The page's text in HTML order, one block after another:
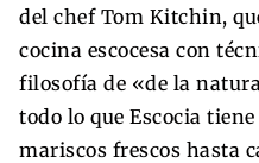
del chef Tom Kitchin,
cocina escocesa con
filosofía de «de la
todo lo que Escocia
mariscos frescos hasta